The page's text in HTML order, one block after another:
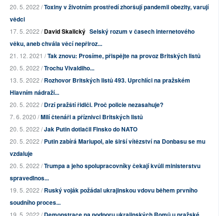
20. 5. 2022 /Toxiny v životním prostředí zhoršují pandemii obezity, varují
vědci
17. 5. 2022 /David Skalický Selský rozum v časech internetového
věku, aneb chvála věcí nepřiroz...
21. 12. 2021 /Tak znovu: Prosíme, přispějte na provoz Britských listů
20. 5. 2022 /Trochu Vivaldiho...
13. 5. 2022 /Rozhovor Britských listů 493. Uprchlíci na pražském
Hlavním nádraží...
20. 5. 2022 /Drzí pražští řidiči. Proč policie nezasahuje?
7. 6. 2020 /Milí čtenáři a příznivci Britských listů
20. 5. 2022 /Jak Putin dotlačil Finsko do NATO
20. 5. 2022 /Putin zabírá Mariupol, ale širší vítězství na Donbasu se mu
vzdaluje
20. 5. 2022 /Trumpa a jeho spolupracovníky čekají kvůli ministerstvu
spravedlnos...
19. 5. 2022 /Ruský voják požádal ukrajinskou vdovu během prvního
soudního proces...